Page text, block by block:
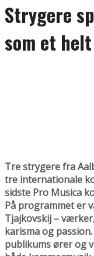
Strygere
som et
Tre strygere fra
tre internationale
sidste Pro Musica
På programmet er
Tjajkovskij –
karisma og
publikums ører og